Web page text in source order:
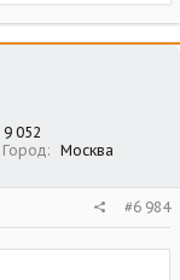
9 052
Город
Москва
#6 984